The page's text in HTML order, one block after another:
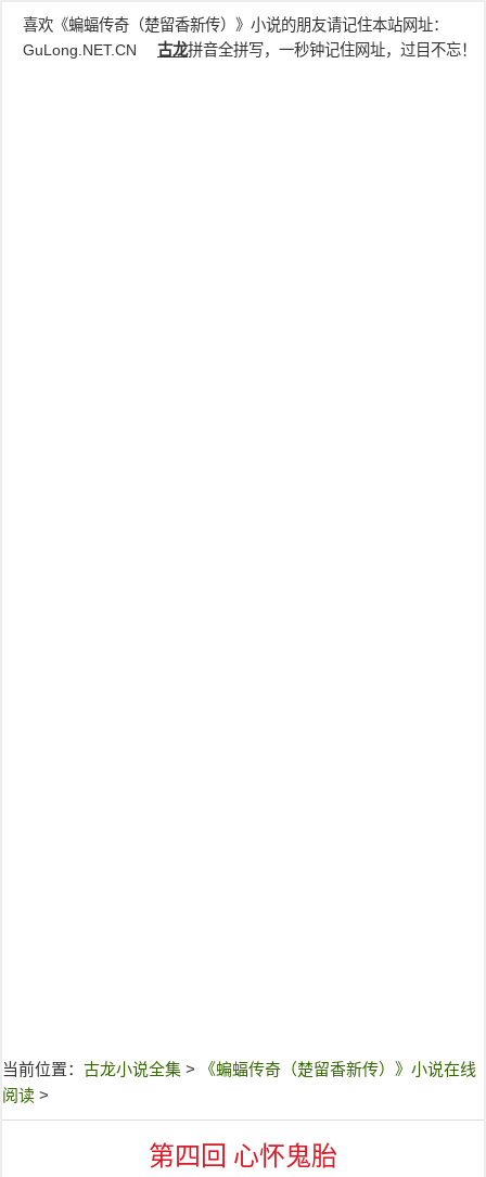
喜欢《蝙蝠传奇（楚留香新传）》小说的朋友请记住本站网址：
GuLong.NET.CN
古龙拼音全拼写，一秒钟记住网址，过目不忘！
当前位置： 古龙小说全集 >
《蝙蝠传奇（楚留香新传）》小说在线
阅读 >
第四回 心怀鬼胎